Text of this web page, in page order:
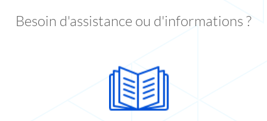
Besoin d'assistance ou d'informations ?